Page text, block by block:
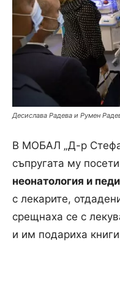
Десислава Радева и Румен
В МОБАЛ „Д-р
съпругата му
неонатология и
с лекарите,
срещнаха се с
и им подариха